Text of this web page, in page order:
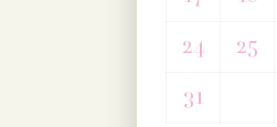
24
25
31